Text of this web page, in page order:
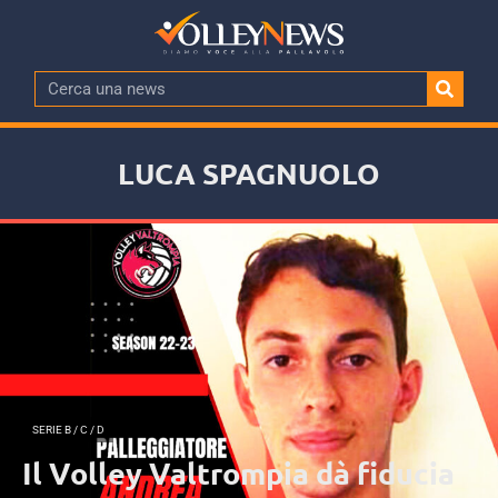
LUCA SPAGNUOLO
SERIE B / C / D
Il Volley Valtrompia dà fiducia